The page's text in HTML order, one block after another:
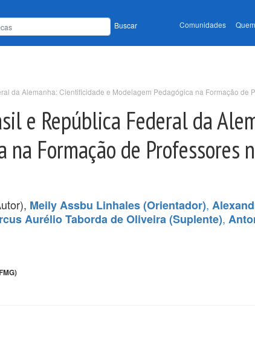
Buscar Comunidades
da Alemanha: Cientificidade e Modelagem Pedagógica na Formação de
e República Federal da
na Formação de Professores
Meily Assbu Linhales (Orientador),
Aurélio Taborda de Oliveira (Suplente),